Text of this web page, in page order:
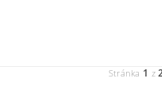
Stránka 1 z